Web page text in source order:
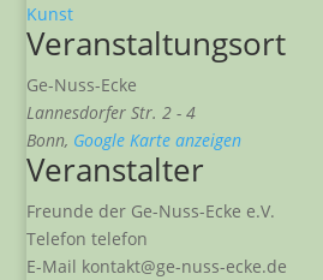
Kunst
Veranstaltungsort
Ge-Nuss-Ecke
Lannesdorfer Str. 2 - 4
Bonn, Google Karte anzeigen
Veranstalter
Freunde der Ge-Nuss-Ecke e.V.
Telefontelefon
E-Mail kontakt@ge-nuss-ecke.de